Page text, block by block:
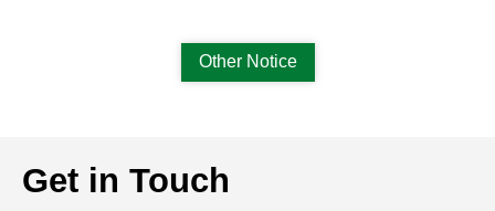
Other Notice
Get in Touch